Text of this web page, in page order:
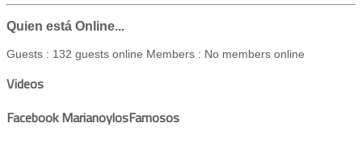
Quien está Online...
Guests : 132 guests online Members : No members online
Videos
Facebook MarianoylosFamosos